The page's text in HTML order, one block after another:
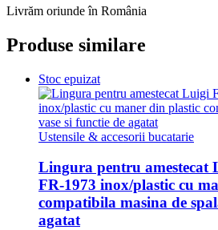
Livrăm oriunde în România
Produse similare
Stoc epuizat
Ustensile & accesorii bucatarie
Lingura pentru amestecat
FR-1973 inox/plastic cu
compatibila masina de
agatat